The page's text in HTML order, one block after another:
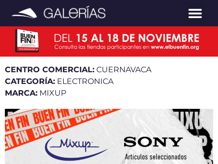
CENTRO COMERCIAL: CUERNAVACA
CATEGORÍA: ELECTRONICA
MARCA: MIXUP